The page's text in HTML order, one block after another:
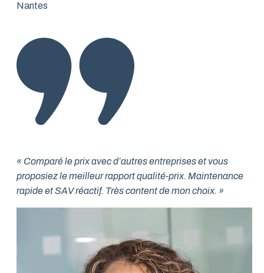
Nantes
« Comparé le prix avec d’autres entreprises et vous
proposiez le meilleur rapport qualité-prix. Maintenance
rapide et SAV réactif. Très content de mon choix. »